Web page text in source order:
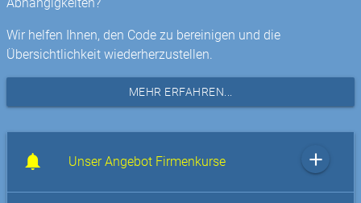
Wir helfen Ihnen, den Code zu bereinigen und die
Übersichtlichkeit wiederherzustellen.
MEHR ERFAHREN...
Unser Angebot Firmenkurse add